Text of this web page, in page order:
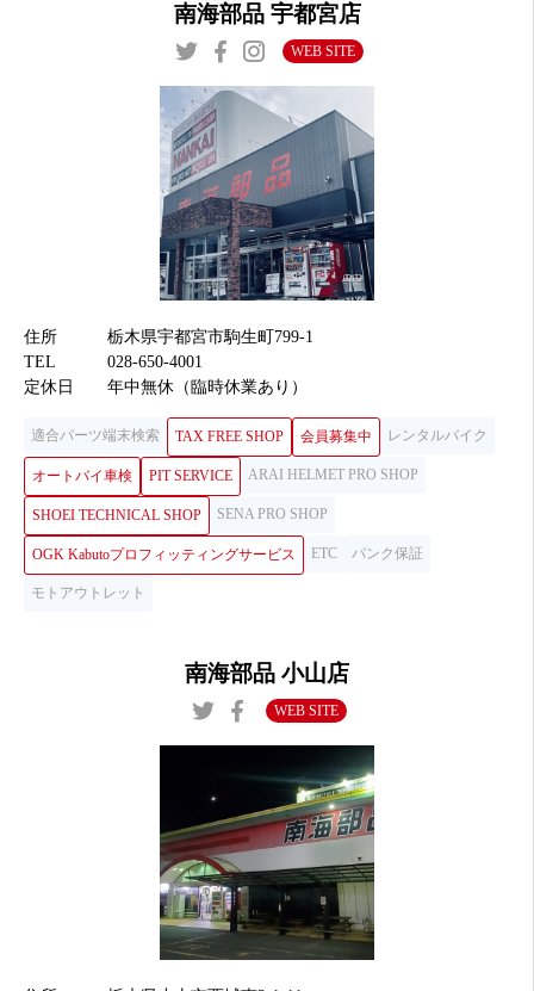
南海部品 宇都宮店
WEB SITE
住所
栃木県宇都宮市駒生町799-1
TEL
028-650-4001
定休日
年中無休（臨時休業あり）
適合パーツ端末検索 TAX FREE SHOP 会員募集中 レンタルバイク
オートバイ車検 PIT SERVICE ARAI HELMET PRO SHOP
SHOEI TECHNICAL SHOP SENA PRO SHOP
OGK Kabutoプロフィッティングサービス ETC パンク保証
モトアウトレット
南海部品 小山店
WEB SITE